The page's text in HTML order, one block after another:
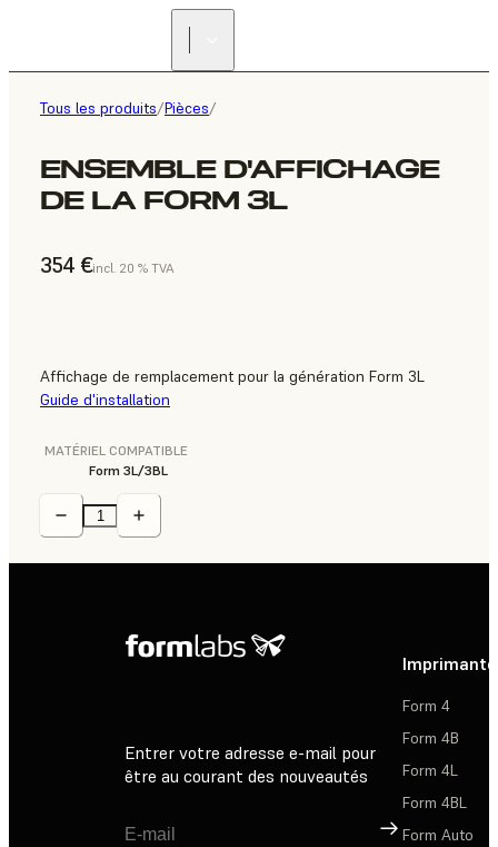
Tous les produits/Pièces/
ENSEMBLE D'AFFICHAGE
DE LA FORM 3L
354 €incl. 20 % TVA
Affichage de remplacement pour la génération Form 3L
Guide d'installation
MATÉRIEL COMPATIBLE
Form 3L/3BL
Entrer votre adresse e-mail pour
être au courant des nouveautés
Inscription
Form 4
Form 4B
Form 4L
Form 4BL
Form Auto